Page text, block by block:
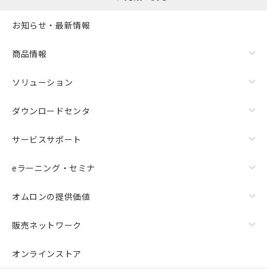
お知らせ・最新情報
商品情報
ソリューション
ダウンロードセンタ
サービスサポート
eラーニング・セミナ
オムロンの提供価値
販売ネットワーク
オンラインストア